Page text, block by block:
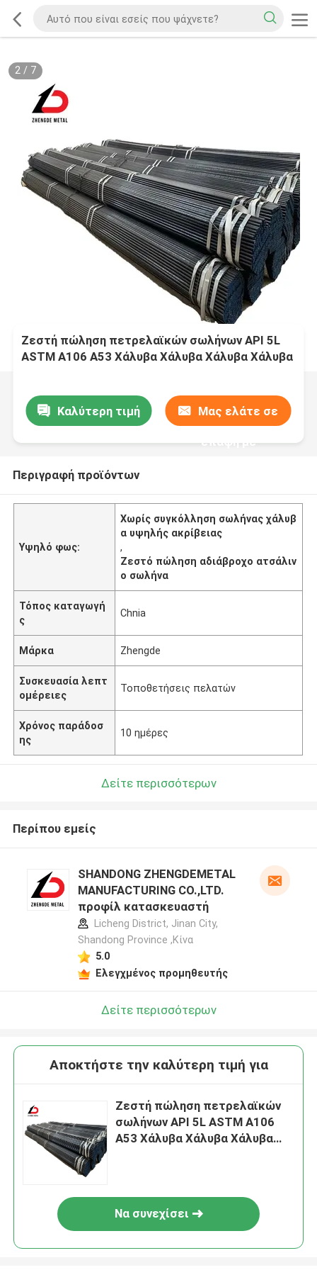
2/ 7
Ζεστή πώληση πετρελαϊκών σωλήνων API 5L
ASTM A106 A53 Χάλυβα Χάλυβα Χάλυβα Χάλυβα
Καλύτερη τιμή
Μας ελάτε σε
επαφή με
Περιγραφή προϊόντων
Υψηλό φως:
Χωρίς συγκόλληση σωλήνας χάλυβ
α υψηλής ακρίβειας
,
Ζεστό πώληση αδιάβροχο ατσάλιν
ο σωλήνα
Τόπος καταγωγή
ς
Chnia
Μάρκα Zhengde
Συσκευασία λεπτ
ομέρειες
Τοποθετήσεις πελατών
Χρόνος παράδοσ
ης
10 ημέρες
Δείτε περισσότερων
Περίπου εμείς
SHANDONG ZHENGDEMETAL
MANUFACTURING CO.,LTD.
προφίλ κατασκευαστή
Licheng District, Jinan City,
Shandong Province ,Κίνα
5.0
Ελεγχμένος προμηθευτής
Δείτε περισσότερων
Αποκτήστε την καλύτερη τιμή για
Ζεστή πώληση πετρελαϊκών
σωλήνων API 5L ASTM A106
A53 Χάλυβα Χάλυβα Χάλυβα
Να συνεχίσει